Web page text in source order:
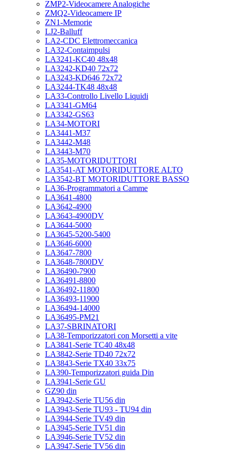
ZMP2-Videocamere Analogiche
ZMQ2-Videocamere IP
ZN1-Memorie
LJ2-Balluff
LA2-CDC Elettromeccanica
LA32-Contaimpulsi
LA3241-KC40 48x48
LA3242-KD40 72x72
LA3243-KD646 72x72
LA3244-TK48 48x48
LA33-Controllo Livello Liquidi
LA3341-GM64
LA3342-GS63
LA34-MOTORI
LA3441-M37
LA3442-M48
LA3443-M70
LA35-MOTORIDUTTORI
LA3541-AT MOTORIDUTTORE ALTO
LA3542-BT MOTORIDUTTORE BASSO
LA36-Programmatori a Camme
LA3641-4800
LA3642-4900
LA3643-4900DV
LA3644-5000
LA3645-5200-5400
LA3646-6000
LA3647-7800
LA3648-7800DV
LA36490-7900
LA36491-8800
LA36492-11800
LA36493-11900
LA36494-14000
LA36495-PM21
LA37-SBRINATORI
LA38-Temporizzatori con Morsetti a vite
LA3841-Serie TC40 48x48
LA3842-Serie TD40 72x72
LA3843-Serie TX40 33x75
LA390-Temporizzatori guida Din
LA3941-Serie GU
GZ90 din
LA3942-Serie TU56 din
LA3943-Serie TU93 - TU94 din
LA3944-Serie TV49 din
LA3945-Serie TV51 din
LA3946-Serie TV52 din
LA3947-Serie TV56 din